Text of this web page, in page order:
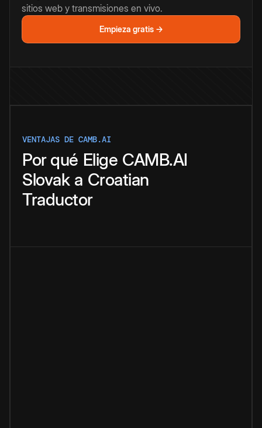
sitios web y transmisiones en vivo.
Empieza gratis →
VENTAJAS DE CAMB.AI
Por qué Elige CAMB.AI
Slovak a Croatian
Traductor